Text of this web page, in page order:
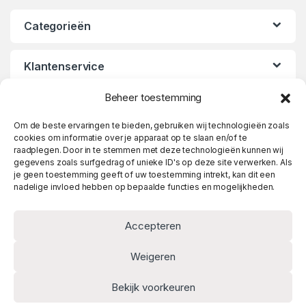
Beheer toestemming
Om de beste ervaringen te bieden, gebruiken wij technologieën zoals
cookies om informatie over je apparaat op te slaan en/of te
raadplegen. Door in te stemmen met deze technologieën kunnen wij
gegevens zoals surfgedrag of unieke ID's op deze site verwerken. Als
je geen toestemming geeft of uw toestemming intrekt, kan dit een
nadelige invloed hebben op bepaalde functies en mogelijkheden.
Accepteren
Weigeren
Bekijk voorkeuren
Categorieën
Klantenservice
Heeft u vragen? Twijfel niet
en bel meteen!